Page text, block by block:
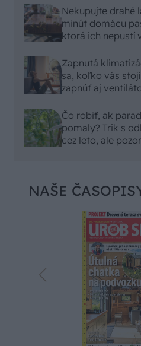
Nekupujte drahé
minút domácu
ktorá ich nepustí
Zapnutá
sa, koľko vás
zapnúť aj
Čo robiť, ak
pomaly? Trik s
cez leto, ale
NAŠE